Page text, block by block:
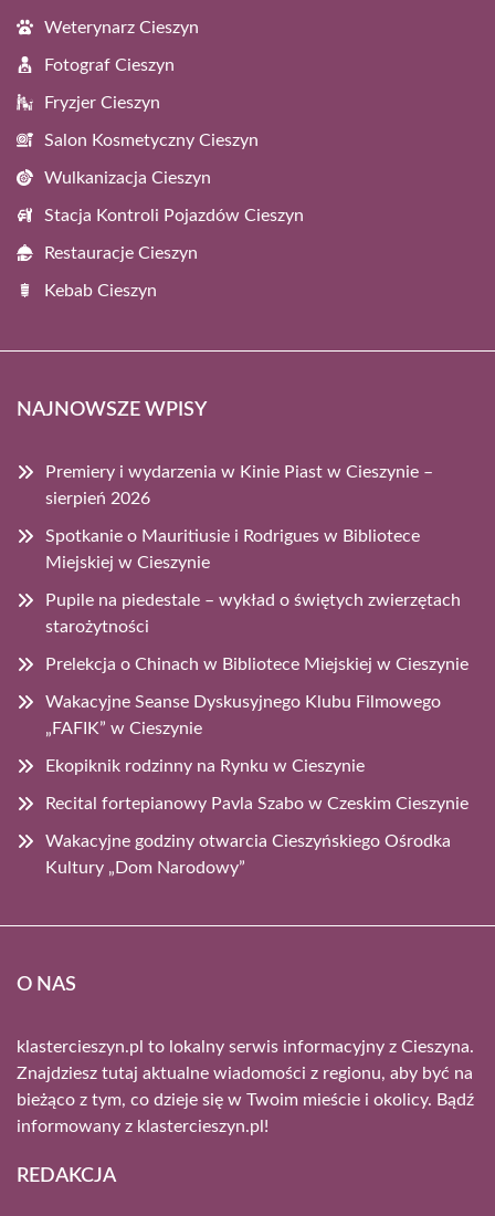
Weterynarz Cieszyn
Fotograf Cieszyn
Fryzjer Cieszyn
Salon Kosmetyczny Cieszyn
Wulkanizacja Cieszyn
Stacja Kontroli Pojazdów Cieszyn
Restauracje Cieszyn
Kebab Cieszyn
NAJNOWSZE WPISY
Premiery i wydarzenia w Kinie Piast w Cieszynie –
sierpień 2026
Spotkanie o Mauritiusie i Rodrigues w Bibliotece
Miejskiej w Cieszynie
Pupile na piedestale – wykład o świętych zwierzętach
starożytności
Prelekcja o Chinach w Bibliotece Miejskiej w Cieszynie
Wakacyjne Seanse Dyskusyjnego Klubu Filmowego
„FAFIK” w Cieszynie
Ekopiknik rodzinny na Rynku w Cieszynie
Recital fortepianowy Pavla Szabo w Czeskim Cieszynie
Wakacyjne godziny otwarcia Cieszyńskiego Ośrodka
Kultury „Dom Narodowy”
O NAS
klastercieszyn.pl to lokalny serwis informacyjny z Cieszyna.
Znajdziesz tutaj aktualne wiadomości z regionu, aby być na
bieżąco z tym, co dzieje się w Twoim mieście i okolicy. Bądź
informowany z klastercieszyn.pl!
REDAKCJA